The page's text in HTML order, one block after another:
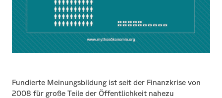
Fundierte Meinungsbildung ist seit der Finanzkrise von
2008 für große Teile der Öffentlichkeit nahezu